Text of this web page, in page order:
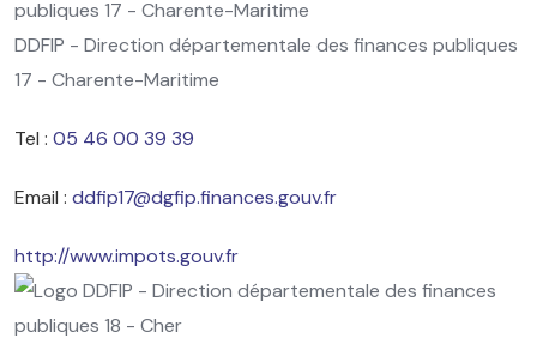
DDFIP - Direction départementale des finances publiques
17 - Charente-Maritime
Tel : 05 46 00 39 39
Email : ddfip17@dgfip.finances.gouv.fr
http://www.impots.gouv.fr